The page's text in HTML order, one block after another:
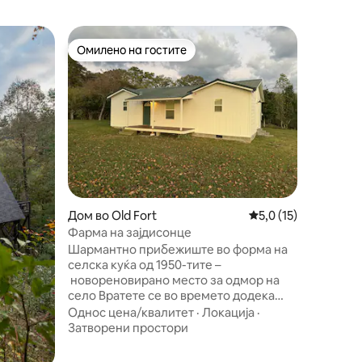
гостите“ Омилено на гостите
Омилено на гостите
Дом во Old Fort Просечна оцена:
5,0 (15)
Фарма на зајдисонце
Шармантно прибежиште во форма на
селска куќа од 1950-тите –
новореновирано место за одмор на
село Вратете се во времето додека
уживате во модерните удобности во
оваа прекрасна селска куќа со 2
Однос цена/квалитет · Локација ·
Затворени простори